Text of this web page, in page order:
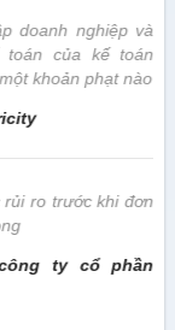
doanh nghiệp và
của kế toán
khoản phạt nào
ro trước khi đơn
ty cổ phần